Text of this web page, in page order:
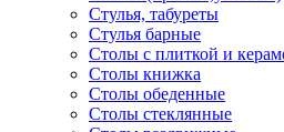
Стулья, табуреты
Стулья барные
Столы с плиткой и
Столы книжка
Столы обеденные
Столы стеклянные